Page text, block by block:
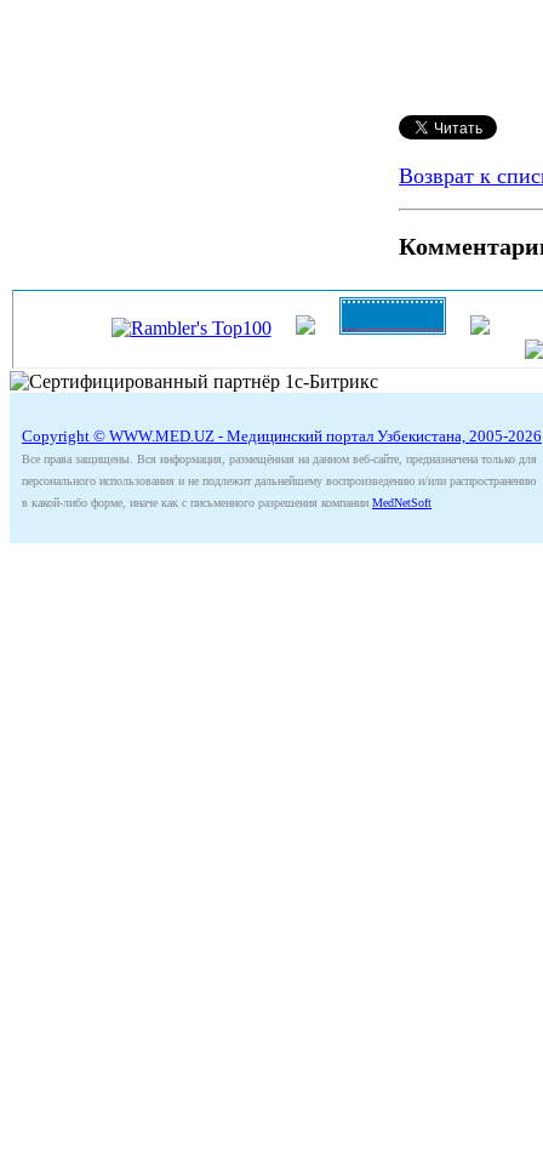
Возврат к
Copyright © WWW.MED.UZ - Медицинский портал Узбекистана, 2005-2026
Все права защищены. Вся информация, размещённая на данном веб-сайте, предназначена только для
персонального использования и не подлежит дальнейшему воспроизведению и/или распространению
в какой-либо форме, иначе как с письменного разрешения компании MedNetSoft